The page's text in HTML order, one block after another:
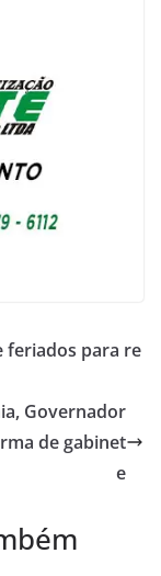
feriados para re
Governador
de gabinet
e